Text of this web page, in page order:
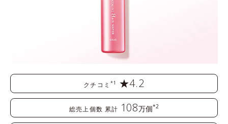
クチコミ*1 ★4.2
総売上個数 累計 108万個*2